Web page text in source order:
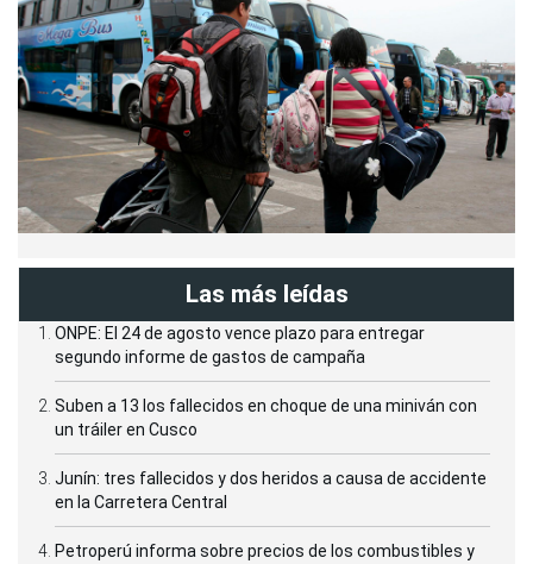
Las más leídas
ONPE: El 24 de agosto vence plazo para entregar
segundo informe de gastos de campaña
Suben a 13 los fallecidos en choque de una miniván con
un tráiler en Cusco
Junín: tres fallecidos y dos heridos a causa de accidente
en la Carretera Central
Petroperú informa sobre precios de los combustibles y